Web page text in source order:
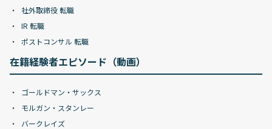
社外取締役 転職
IR 転職
ポストコンサル 転職
在籍経験者エピソード（動画）
ゴールドマン・サックス
モルガン・スタンレー
バークレイズ